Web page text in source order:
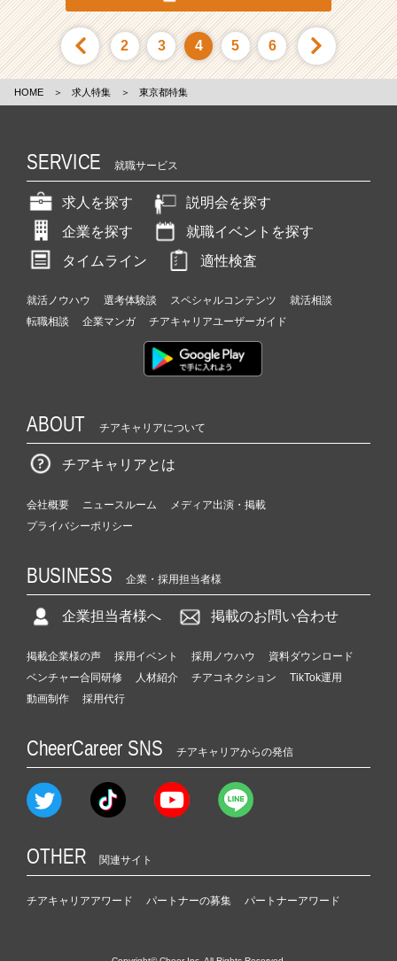
2 3 4 5 6
HOME ＞ 求人特集 ＞ 東京都特集
SERVICE 就職サービス
求人を探す
説明会を探す
企業を探す
就職イベントを探す
タイムライン
適性検査
就活ノウハウ 選考体験談 スペシャルコンテンツ
就活相談
転職相談
企業マンガ チアキャリアユーザーガイド
ABOUT チアキャリアについて
チアキャリアとは
会社概要 ニュースルーム
メディア出演・掲載
プライバシーポリシー
BUSINESS 企業・採用担当者様
企業担当者様へ 掲載のお問い合わせ
掲載企業様の声 採用イベント 採用ノウハウ
資料ダウンロード
ベンチャー合同研修
人材紹介 チアコネクション
TikTok運用
動画制作
採用代行
CheerCareer SNS チアキャリアからの発信
OTHER 関連サイト
チアキャリアアワード パートナーの募集 パートナーアワード